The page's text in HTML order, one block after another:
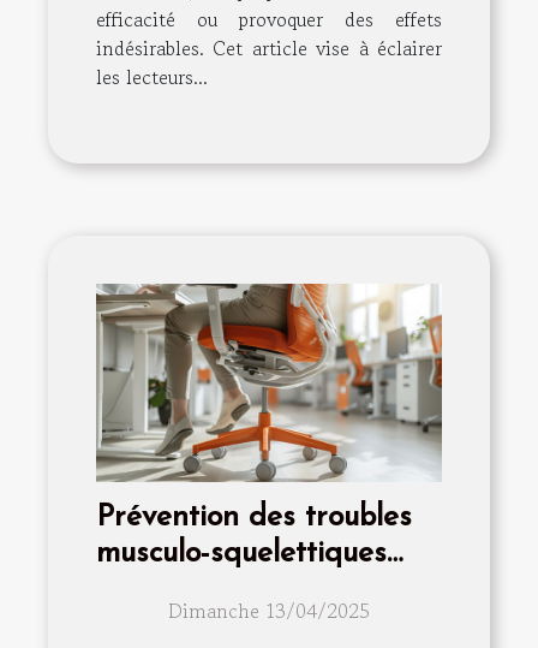
efficacité ou provoquer des effets
indésirables. Cet article vise à éclairer
les lecteurs...
Prévention des troubles
musculo-squelettiques
Dimanche 13/04/2025